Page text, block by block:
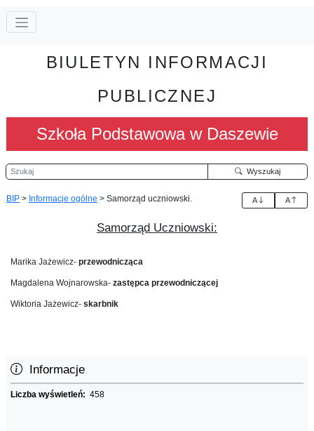
BIULETYN INFORMACJI
PUBLICZNEJ
Szkoła Podstawowa w Daszewie
Szukaj Wyszukaj
BIP > Informacje ogólne > Samorząd uczniowski. A A
Samorząd Uczniowski:
Marika Jażewicz- przewodnicząca
Magdalena Wojnarowska- zastępca przewodniczącej
Wiktoria Jażewicz- skarbnik
Informacje
Liczba wyświetleń: 458